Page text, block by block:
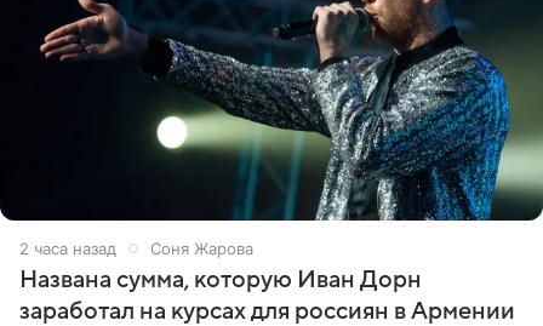
2 часа назад Соня Жарова
Названа сумма, которую Иван Дорн
заработал на курсах для россиян в Армении